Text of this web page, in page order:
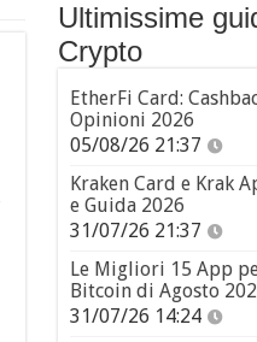
Ultimissime
Crypto
EtherFi Card:
Opinioni 2026
05/08/26 21:37
Kraken Card e Krak
e Guida 2026
31/07/26 21:37
Le Migliori 15 App
Bitcoin di Agosto
31/07/26 14:24